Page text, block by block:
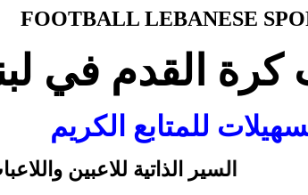
FOOTBALL LEBANESE
كرة القدم في
للمتابع الكريم
السير الذاتية للاعبين